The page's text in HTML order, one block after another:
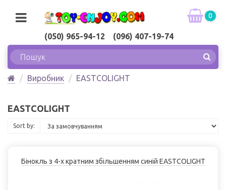
(050) 965-94-12 (096) 407-19-74
0
Виробник EASTCOLIGHT
EASTCOLIGHT
Sort by:
Бінокль з 4-х кратним збільшенням синій EASTCOLІGHT